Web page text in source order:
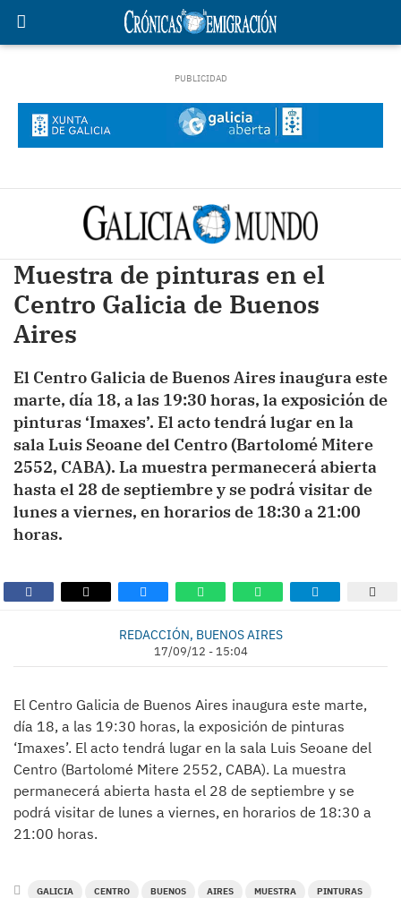
Muestra de pinturas en el
Centro Galicia de Buenos
Aires
El Centro Galicia de Buenos Aires inaugura este
marte, día 18, a las 19:30 horas, la exposición de
pinturas ‘Imaxes’. El acto tendrá lugar en la
sala Luis Seoane del Centro (Bartolomé Mitere
2552, CABA). La muestra permanecerá abierta
hasta el 28 de septiembre y se podrá visitar de
lunes a viernes, en horarios de 18:30 a 21:00
horas.
REDACCIÓN, BUENOS AIRES
17/09/12 - 15:04
El Centro Galicia de Buenos Aires inaugura este marte,
día 18, a las 19:30 horas, la exposición de pinturas
‘Imaxes’. El acto tendrá lugar en la sala Luis Seoane del
Centro (Bartolomé Mitere 2552, CABA). La muestra
permanecerá abierta hasta el 28 de septiembre y se
podrá visitar de lunes a viernes, en horarios de 18:30 a
21:00 horas.
GALICIA CENTRO BUENOS AIRES MUESTRA PINTURAS